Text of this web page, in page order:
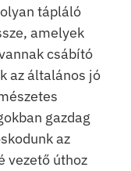
tápláló
amelyek
csábító
az általános jó
gazdag
az
vezető úthoz